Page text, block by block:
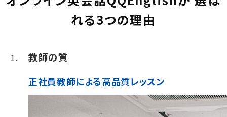
れる3つの理由
教師の質
正社員教師による高品質レッスン